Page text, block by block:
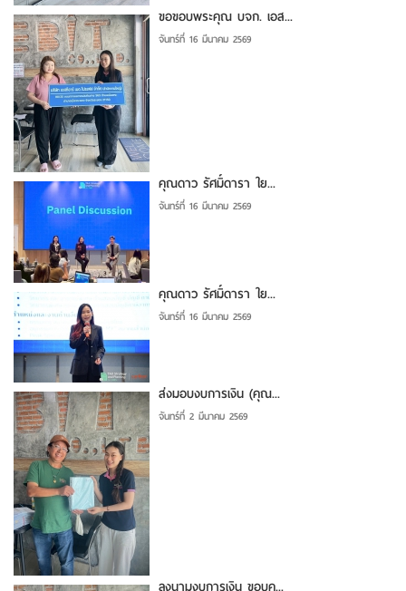
ขอขอบพระคุณ บจก. เอส...
จันทร์ที่ 16 มีนาคม 2569
คุณดาว รัศมิ์ดารา ใย...
จันทร์ที่ 16 มีนาคม 2569
คุณดาว รัศมิ์ดารา ใย...
จันทร์ที่ 16 มีนาคม 2569
ส่งมอบงบการเงิน (คุณ...
จันทร์ที่ 2 มีนาคม 2569